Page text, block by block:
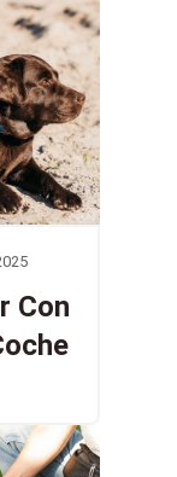
se
hogar y
con
Con